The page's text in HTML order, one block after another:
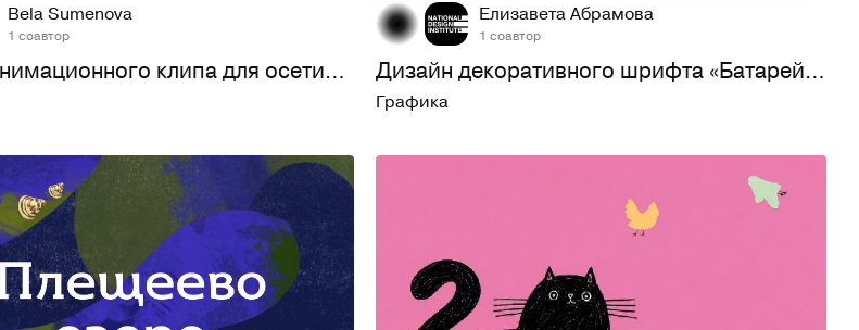
Bela Sumenova
1 соавтор
Дизайн анимационного клипа для осетинской группы RAGON BAL
Елизавета Абрамова
1 соавтор
Дизайн декоративного шрифта «Батарейка»
Графика